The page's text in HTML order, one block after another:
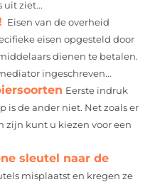
uit ziet...
Eisen van de overheid
eisen opgesteld door
dienen te betalen.
ingeschreven...
Eerste indruk
is de ander niet. Net zoals er
zijn kunt u kiezen voor een
sleutel naar de
misplaatst en kregen ze